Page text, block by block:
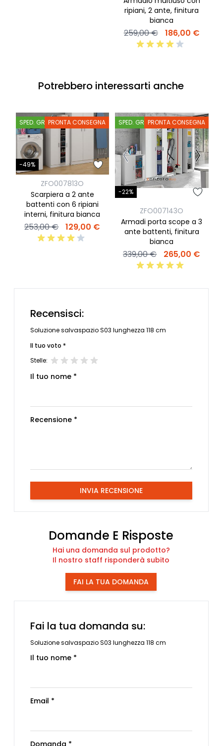
ripiani, 2 ante, finitura
bianca
259,00 € 186,00 €
Potrebbero interessarti anche
SPED. GRATISPRONTA CONSEGNA
-49%
ZFO007813O
Scarpiera a 2 ante
battenti con 6 ripiani
interni, finitura bianca
253,00 € 129,00 €
SPED. GRATISPRONTA CONSEGNA
-22%
ZFO007143O
Armadi porta scope a 3
ante battenti, finitura
bianca
339,00 € 265,00 €
Recensisci:
Soluzione salvaspazio S03 lunghezza 118 cm
Il tuo voto *
Stelle:
Il tuo nome *
Recensione *
INVIA RECENSIONE
Domande E Risposte
Hai una domanda sul prodotto?
Il nostro staff risponderà subito
FAI LA TUA DOMANDA
Fai la tua domanda su:
Soluzione salvaspazio S03 lunghezza 118 cm
Il tuo nome *
Email *